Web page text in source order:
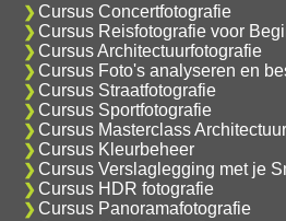
Cursus Concertfotografie
Cursus Reisfotografie voor
Cursus Architectuurfotografie
Cursus Foto's analyseren en
Cursus Straatfotografie
Cursus Sportfotografie
Cursus Masterclass
Cursus Kleurbeheer
Cursus Verslaglegging met je
Cursus HDR fotografie
Cursus Panoramafotografie